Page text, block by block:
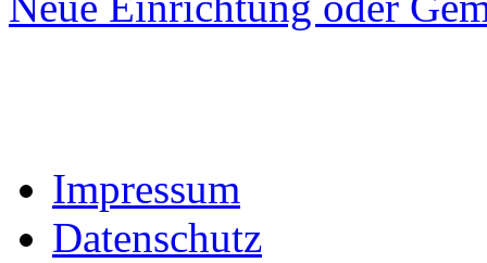
Impressum
Datenschutz